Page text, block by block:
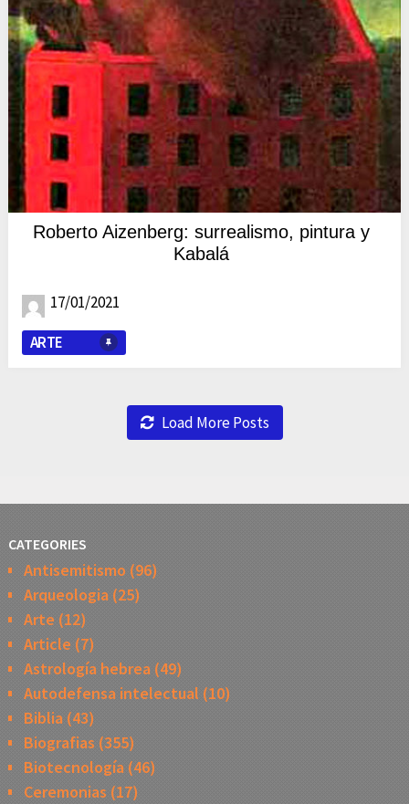
Roberto Aizenberg: surrealismo, pintura y
Kabalá
17/01/2021
ARTE
Load More Posts
CATEGORIES
Antisemitismo (96)
Arqueologia(25)
Arte (12)
Article (7)
Astrología hebrea(49)
Autodefensa intelectual (10)
Biblia(43)
Biografias (355)
Biotecnología(46)
Ceremonias (17)